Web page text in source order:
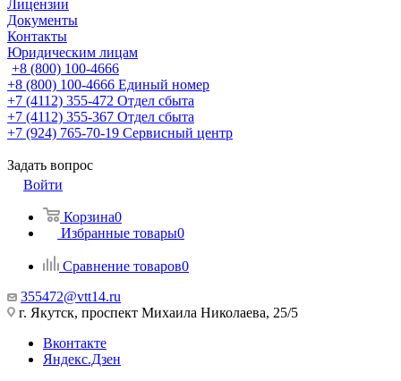
Лицензии
Документы
Контакты
Юридическим лицам
+8 (800) 100-4666
+8 (800) 100-4666 Единый номер
+7 (4112) 355-472 Отдел сбыта
+7 (4112) 355-367 Отдел сбыта
+7 (924) 765-70-19 Сервисный центр
Задать вопрос
Войти
Корзина0
Избранные товары0
Сравнение товаров0
355472@vtt14.ru
г. Якутск, проспект Михаила Николаева, 25/5
Вконтакте
Яндекс.Дзен